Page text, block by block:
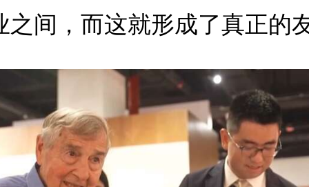
之间，而这就形成了真正的